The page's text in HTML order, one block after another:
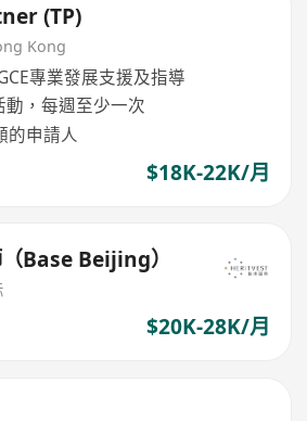
(TP)
Kong
專業發展支援及指導
動，每週至少一次
的申請人
$18K-22K/月
Base Beijing）
$20K-28K/月